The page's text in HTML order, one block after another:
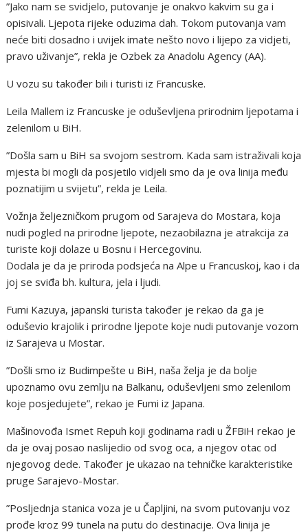
”Jako nam se svidjelo, putovanje je onakvo kakvim su ga i
opisivali. Ljepota rijeke oduzima dah. Tokom putovanja vam
neće biti dosadno i uvijek imate nešto novo i lijepo za vidjeti,
pravo uživanje”, rekla je Ozbek za Anadolu Agency (AA).
U vozu su također bili i turisti iz Francuske.
Leila Mallem iz Francuske je oduševljena prirodnim ljepotama i
zelenilom u BiH.
”Došla sam u BiH sa svojom sestrom. Kada sam istraživali koja
mjesta bi mogli da posjetilo vidjeli smo da je ova linija među
poznatijim u svijetu”, rekla je Leila.
Vožnja željezničkom prugom od Sarajeva do Mostara, koja
nudi pogled na prirodne ljepote, nezaobilazna je atrakcija za
turiste koji dolaze u Bosnu i Hercegovinu.
Dodala je da je priroda podsjeća na Alpe u Francuskoj, kao i da
joj se sviđa bh. kultura, jela i ljudi.
Fumi Kazuya, japanski turista također je rekao da ga je
oduševio krajolik i prirodne ljepote koje nudi putovanje vozom
iz Sarajeva u Mostar.
”Došli smo iz Budimpešte u BiH, naša želja je da bolje
upoznamo ovu zemlju na Balkanu, oduševljeni smo zelenilom
koje posjedujete”, rekao je Fumi iz Japana.
Mašinovođa Ismet Repuh koji godinama radi u ŽFBiH rekao je
da je ovaj posao naslijedio od svog oca, a njegov otac od
njegovog dede. Također je ukazao na tehničke karakteristike
pruge Sarajevo-Mostar.
”Posljednja stanica voza je u Čapljini, na svom putovanju voz
prođe kroz 99 tunela na putu do destinacije. Ova linija je